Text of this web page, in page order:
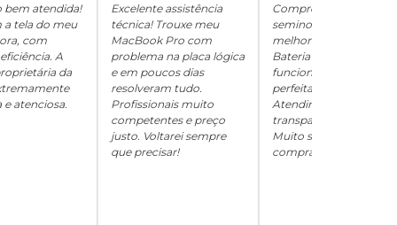
bem atendida!
a tela do meu
com
A
da
e atenciosa.
Excelente assistência
técnica! Trouxe meu
MacBook Pro com
problema na placa lógica
e em poucos dias
resolveram tudo.
Profissionais muito
competentes e preço
justo. Voltarei sempre
que precisar!
Comprei um iPhone
seminovo aqui e ficou
melhor que novo.
Bateria 100%, tudo
funcionando
perfeitamente.
Atendimento
transparente e
Muito satisfeita com a
compra!